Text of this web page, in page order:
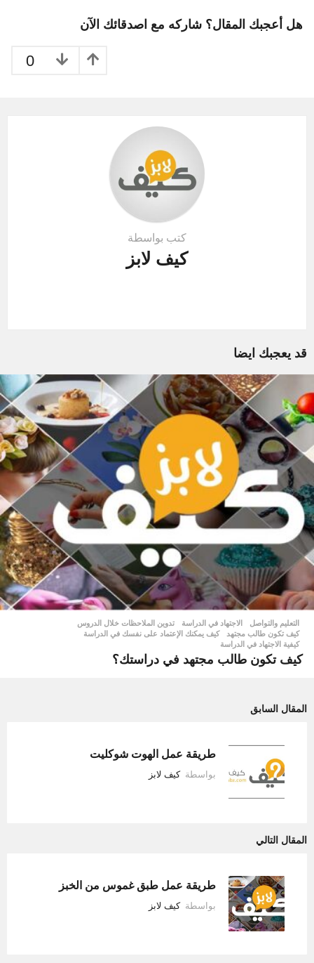
t
هل أعجبك المقال؟ شاركه مع اصدقائك الآن
0
كتب بواسطة
كيف لابز
قد يعجبك ايضا
التعليم والتواصل الاجتهاد في الدراسة ,
تدوين الملاحظات خلال الدروس
كيف تكون طالب مجتهد
,
كيف يمكنك الإعتماد على نفسك في الدراسة
كيفية الاجتهاد في الدراسة
كيف تكون طالب مجتهد في دراستك؟
المقال السابق
طريقة عمل الهوت شوكليت
بواسطة كيف لابز
المقال التالي
طريقة عمل طبق غموس من الخبز
بواسطة كيف لابز